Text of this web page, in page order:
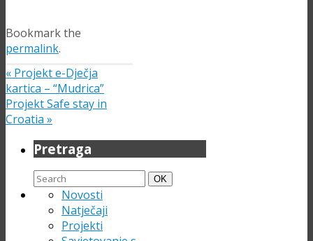
Bookmark the
permalink.
« Projekt e-Dječja
kartica – “Mudrica”
Projekt Safe stay in
Croatia »
Pretraga
Search
for:
Search
OK
Novosti
Natječaji
Projekti